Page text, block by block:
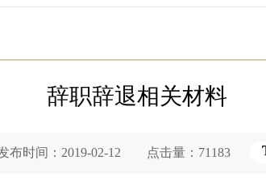
辞职辞退相关材料
：2019-02-12 点击量：71183